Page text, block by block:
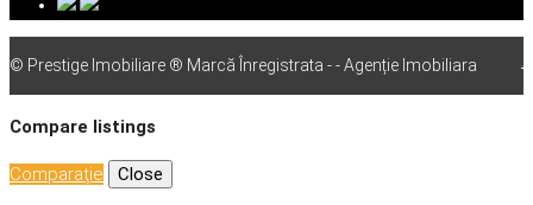
© Prestige Imobiliare ® Marcă Înregistrata - - Agenție Imobiliara
Compare listings
Comparaţie Close